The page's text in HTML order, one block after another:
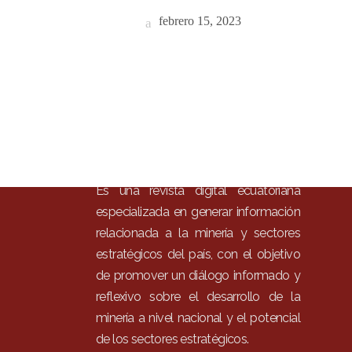
febrero 15, 2023
Es una revista digital ecuatoriana
especializada en generar información
relacionada a la minería y sectores
estratégicos del país, con el objetivo
de promover un diálogo informado y
reflexivo sobre el desarrollo de la
minería a nivel nacional y el potencial
de los sectores estratégicos.